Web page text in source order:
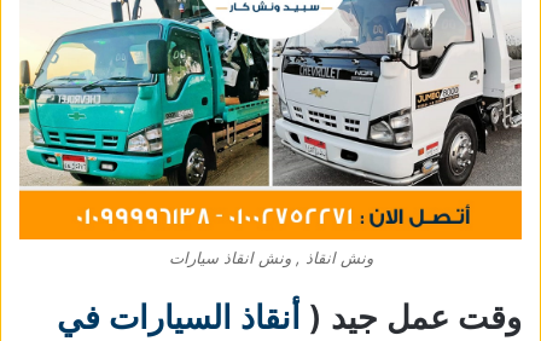
ونش انقاذ , ونش انقاذ سيارات
وقت عمل جيد ( أنقاذ السيارات في